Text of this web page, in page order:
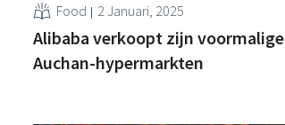
Food 2 Januari, 2025
Alibaba verkoopt zijn voormalige
Auchan-hypermarkten